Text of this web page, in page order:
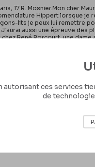
17 R. Mosnier.Mon cher
Hippert lorsque je
lits je peux lui remettre
J’aurai aussi une épreuve des
René Rorcourt, une
me la montrer assez
autorisant ces services
de